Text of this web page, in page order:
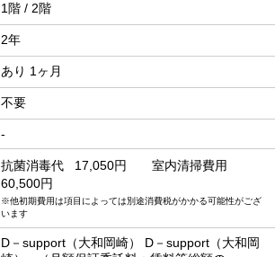
1階 / 2階
2年
あり 1ヶ月
不要
-
抗菌消毒代 17,050円
室内清掃費用
60,500円
※他初期費用は項目によっては別途消費税がかかる可能性がござ
います
D－support（大和岡崎） D－support（大和岡